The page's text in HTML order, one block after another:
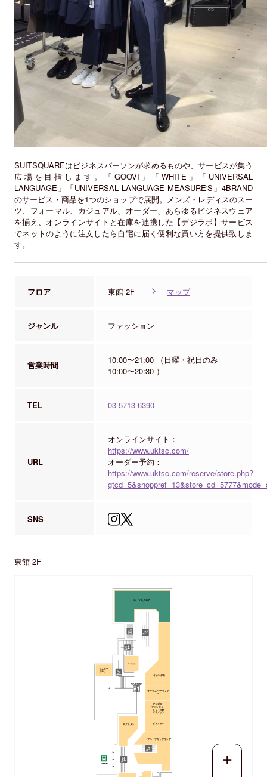
SUITSQUAREはビジネスパーソンが求めるものや、サービスが集う
広場を目指します。「GOOVI」「WHITE」「UNIVERSAL
LANGUAGE」「UNIVERSAL LANGUAGE MEASURE'S」4BRAND
のサービス・商品を1つのショップで展開。メンズ・レディスのスー
ツ、フォーマル、カジュアル、オーダー、あらゆるビジネスウェア
を揃え、オンラインサイトと在庫を連携した【デジラボ】サービス
でネットのように注文したら自宅に届く便利な買い方を提供致しま
す。
フロア 東館 2F マップ
ジャンル ファッション
営業時間
10:00〜21:00 （日曜・祝日のみ
10:00〜20:30 ）
TEL 03-5713-6390
URL
オンラインサイト：
https://www.uktsc.com/
オーダー予約：
https://www.uktsc.com/reserve/store.php?
SNS
東館 2F
ミスター
ミニット
イッツデモ
サックスバー モノア
イ
ディズニー
ファンタジー
ショップby
ベルメゾン
ピュアトレ
ロクシタン
アトリエはるか
スーツスクエア
フルーツギャザリング
＋